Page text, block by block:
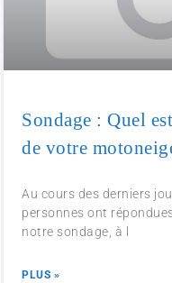
Sondage : Quel
de votre
Au cours des derniers
personnes ont
notre sondage, à l
PLUS »